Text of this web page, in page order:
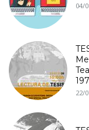
04/
22/